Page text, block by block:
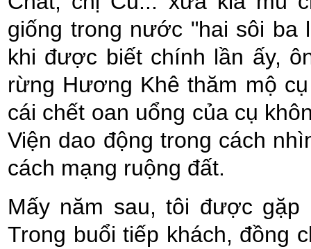
giống trong nước "hai sôi ba
khi được biết chính lần ấy,
rừng Hương Khê thăm mộ
cái chết oan uổng của cụ
Viện dao động trong cách
cách mạng ruộng đất.
Mấy năm sau, tôi được
Trong buổi tiếp khách, đồng